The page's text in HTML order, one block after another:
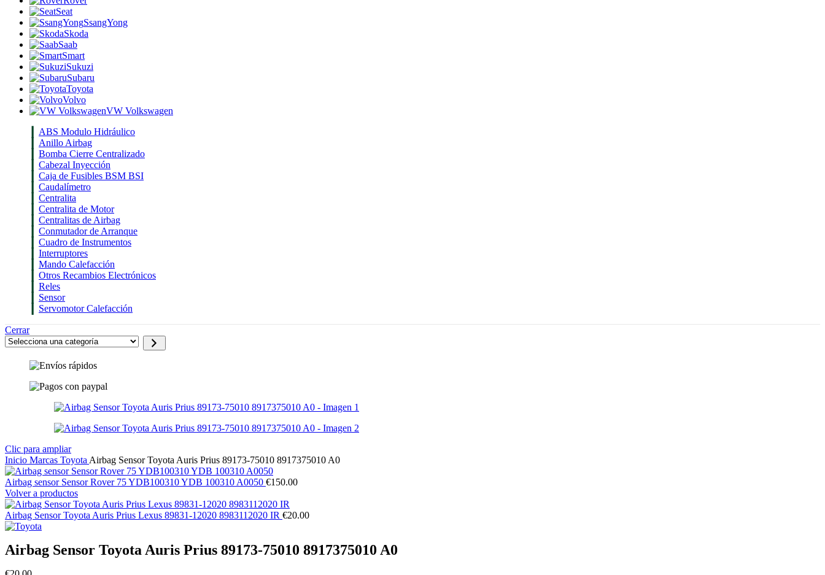
Seat
SsangYong
Skoda
Saab
Smart
Sukuzi
Subaru
Toyota
Volvo
VW Volkswagen
ABS Modulo Hidráulico
Anillo Airbag
Bomba Cierre Centralizado
Cabezal Inyección
Caja de Fusibles BSM BSI
Caudalímetro
Centralita
Centralita de Motor
Centralitas de Airbag
Conmutador de Arranque
Cuadro de Instrumentos
Interruptores
Mando Calefacción
Otros Recambios Electrónicos
Reles
Sensor
Servomotor Calefacción
Cerrar
Selecciona
categoría
Clic para ampliar
Inicio Marcas Toyota Airbag Sensor Toyota Auris Prius 89173-75010 8917375010 A0
Airbag sensor Sensor Rover 75 YDB100310 YDB 100310 A0050 €150.00
Volver a productos
Airbag Sensor Toyota Auris Prius Lexus 89831-12020 8983112020 IR €20.00
Airbag Sensor Toyota Auris Prius 89173-75010 8917375010 A0